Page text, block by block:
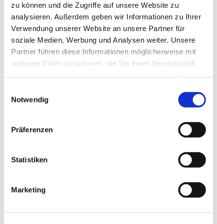
zu können und die Zugriffe auf unsere Website zu
analysieren. Außerdem geben wir Informationen zu Ihrer
Verwendung unserer Website an unsere Partner für
soziale Medien, Werbung und Analysen weiter. Unsere
Partner führen diese Informationen möglicherweise mit
weiteren Daten zusammen, die Sie ihnen bereitgestellt
Notwendig
Präferenzen
Statistiken
Marketing
Dies könnte Sie auch